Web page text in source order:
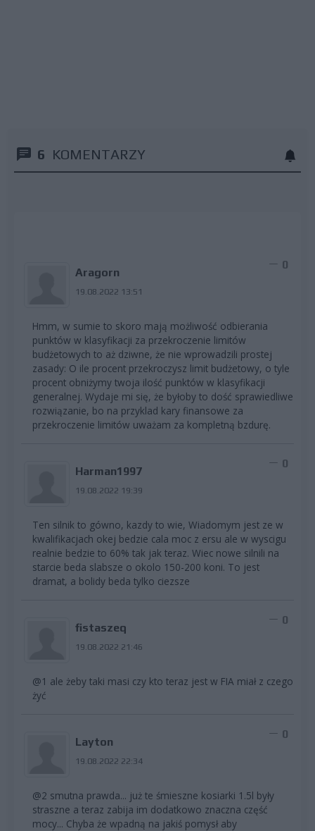
6 KOMENTARZY
Aragorn
19.08.2022 13:51
0
Hmm, w sumie to skoro mają możliwość odbierania
punktów w klasyfikacji za przekroczenie limitów
budżetowych to aż dziwne, że nie wprowadzili prostej
zasady: O ile procent przekroczysz limit budżetowy, o tyle
procent obniżymy twoja ilość punktów w klasyfikacji
generalnej. Wydaje mi się, że byłoby to dość sprawiedliwe
rozwiązanie, bo na przyklad kary finansowe za
przekroczenie limitów uważam za kompletną bzdurę.
Harman1997
19.08.2022 19:39
0
Ten silnik to gówno, kazdy to wie, Wiadomym jest ze w
kwalifikacjach okej bedzie cala moc z ersu ale w wyscigu
realnie bedzie to 60% tak jak teraz. Wiec nowe silnili na
starcie beda slabsze o okolo 150-200 koni. To jest
dramat, a bolidy beda tylko ciezsze
fistaszeq
19.08.2022 21:46
0
@1 ale żeby taki masi czy kto teraz jest w FIA miał z czego
żyć
Layton
19.08.2022 22:34
0
@2 smutna prawda... już te śmieszne kosiarki 1.5l były
straszne a teraz zabija im dodatkowo znaczna część
mocy... Chyba że wpadną na jakiś pomysł aby